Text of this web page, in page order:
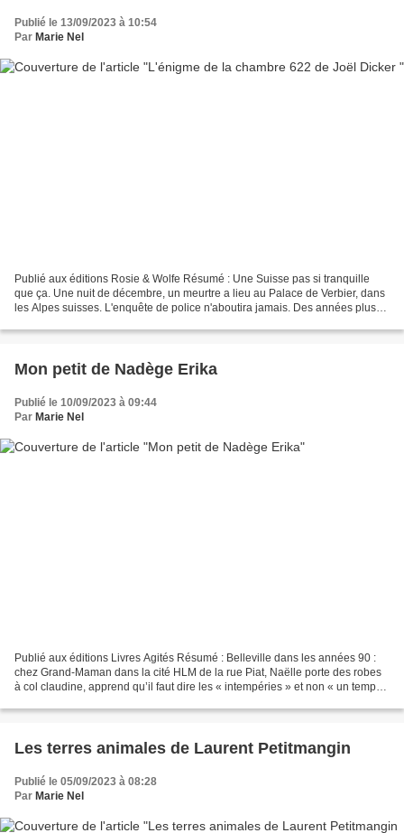
Publié le 13/09/2023 à 10:54
Par Marie Nel
Publié aux éditions Rosie & Wolfe Résumé : Une Suisse pas si tranquille
que ça. Une nuit de décembre, un meurtre a lieu au Palace de Verbier, dans
les Alpes suisses. L'enquête de police n'aboutira jamais. Des années plus
Mon petit de Nadège Erika
Publié le 10/09/2023 à 09:44
Par Marie Nel
Publié aux éditions Livres Agités Résumé : Belleville dans les années 90 :
chez Grand-Maman dans la cité HLM de la rue Piat, Naëlle porte des robes
à col claudine, apprend qu’il faut dire les « intempéries » et non « un temps
Les terres animales de Laurent Petitmangin
Publié le 05/09/2023 à 08:28
Par Marie Nel